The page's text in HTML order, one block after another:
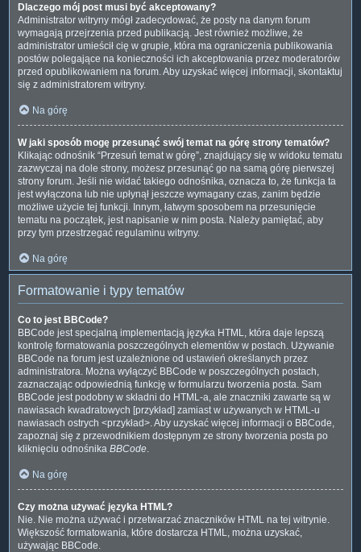
Dlaczego mój post musi być akceptowany?
Administrator witryny mógł zadecydować, że posty na danym forum
wymagają przejrzenia przed publikacją. Jest również możliwe, że
administrator umieścił cię w grupie, która ma ograniczenia publikowania
postów polegające na konieczności ich akceptowania przez moderatorów
przed opublikowaniem na forum. Aby uzyskać więcej informacji, skontaktuj
się z administratorem witryny.
Na górę
W jaki sposób mogę przesunąć swój temat na górę strony tematów?
Klikając odnośnik “Przesuń temat w górę”, znajdujący się w widoku tematu
zazwyczaj na dole strony, możesz przesunąć go na samą górę pierwszej
strony forum. Jeśli nie widać takiego odnośnika, oznacza to, że funkcja ta
jest wyłączona lub nie upłynął jeszcze wymagany czas, zanim będzie
możliwe użycie tej funkcji. Innym, łatwym sposobem na przesunięcie
tematu na początek, jest napisanie w nim posta. Należy pamiętać, aby
przy tym przestrzegać regulaminu witryny.
Na górę
Formatowanie i typy tematów
Co to jest BBCode?
BBCode jest specjalną implementacją języka HTML, która daje lepszą
kontrolę formatowania poszczególnych elementów w postach. Używanie
BBCode na forum jest uzależnione od ustawień określanych przez
administratora. Można wyłączyć BBCode w poszczególnych postach,
zaznaczając odpowiednią funkcję w formularzu tworzenia posta. Sam
BBCode jest podobny w składni do HTML-a, ale znaczniki zawarte są w
nawiasach kwadratowych [przykład] zamiast w używanych w HTML-u
nawiasach ostrych <przykład>. Aby uzyskać więcej informacji o BBCode,
zapoznaj się z przewodnikiem dostępnym ze strony tworzenia posta po
kliknięciu odnośnika BBCode.
Na górę
Czy można używać języka HTML?
Nie. Nie można używać i przetwarzać znaczników HTML na tej witrynie.
Większość formatowania, które dostarcza HTML, można uzyskać,
używając BBCode.